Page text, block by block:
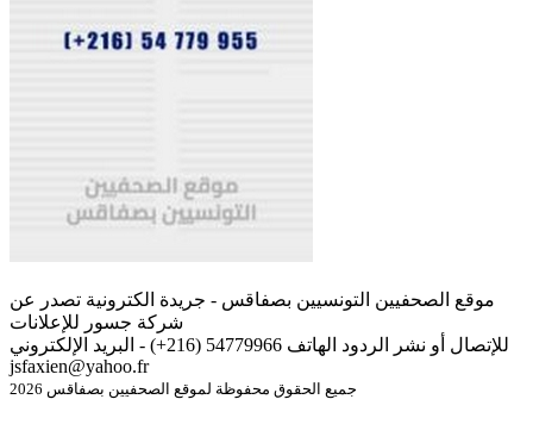
موقع الصحفيين التونسيين بصفاقس - جريدة الكترونية تصدر عن
شركة جسور للإعلانات
للإتصال أو نشر الردود الهاتف 54779966 (216+) - البريد الإلكتروني
jsfaxien@yahoo.fr
جميع الحقوق محفوظة لموقع الصحفيين بصفاقس 2026